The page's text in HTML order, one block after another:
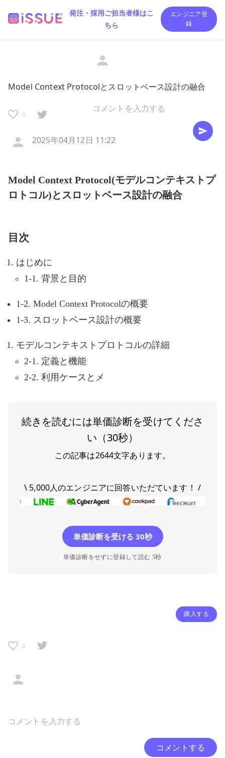
発注・採用ご担当者様はこ
ちら
エンジニア登
録
Model Context Protocolとスロットベース設計の融合
0
2025年04月12日 11:22
Model Context Protocol(モデルコンテキストプ
ロトコル)とスロットベース設計の融合
目次
はじめに
1-1. 背景と目的
1-2. Model Context Protocolの概要
1-3. スロットベース設計の概要
モデルコンテキストプロトコルの詳細
2-1. 定義と機能
2-2. 利用ケースとメ
続きを読むには単価診断を受けてくださ
い（30秒）
この記事は2644文字あります。
\ 5,000人のエンジニアに回答いただています！ /
単価診断を受ける 30秒
単価診断をせずに登録して読む 5秒
購入する
0
コメントする